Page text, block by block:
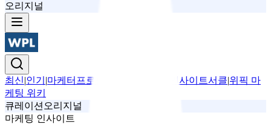
오리지널
최신|인기 |마케터프로필 위픽 인사이트서클|위픽 마
케팅 위키
큐레이션 오리지널
마케팅 인사이트